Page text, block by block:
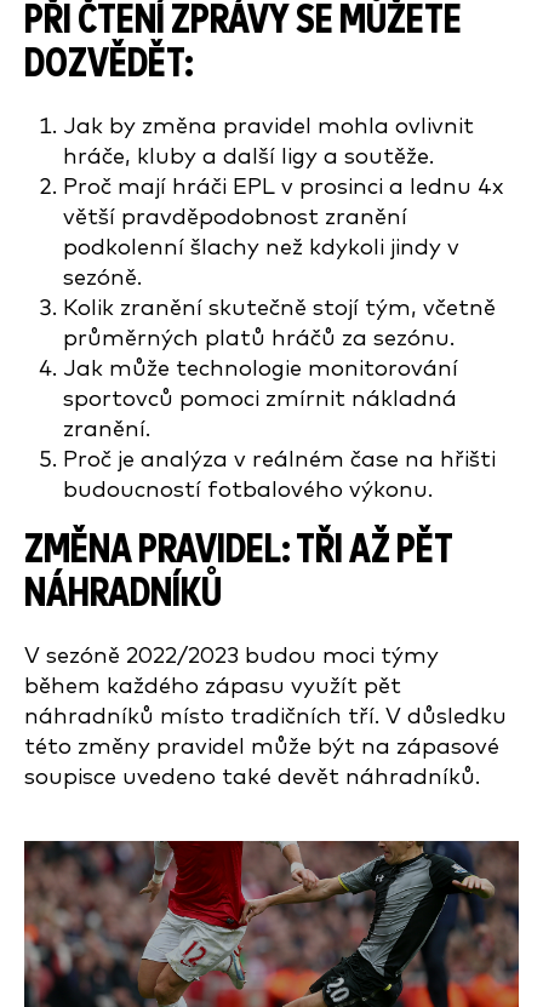
PŘI ČTENÍ ZPRÁVY SE MŮŽETE
DOZVĚDĚT:
Jak by změna pravidel mohla ovlivnit
hráče, kluby a další ligy a soutěže.
Proč mají hráči EPL v prosinci a lednu 4x
větší pravděpodobnost zranění
podkolenní šlachy než kdykoli jindy v
sezóně.
Kolik zranění skutečně stojí tým, včetně
průměrných platů hráčů za sezónu.
Jak může technologie monitorování
sportovců pomoci zmírnit nákladná
zranění.
Proč je analýza v reálném čase na hřišti
budoucností fotbalového výkonu.
ZMĚNA PRAVIDEL: TŘI AŽ PĚT
NÁHRADNÍKŮ
V sezóně 2022/2023 budou moci týmy
během každého zápasu využít pět
náhradníků místo tradičních tří. V důsledku
této změny pravidel může být na zápasové
soupisce uvedeno také devět náhradníků.